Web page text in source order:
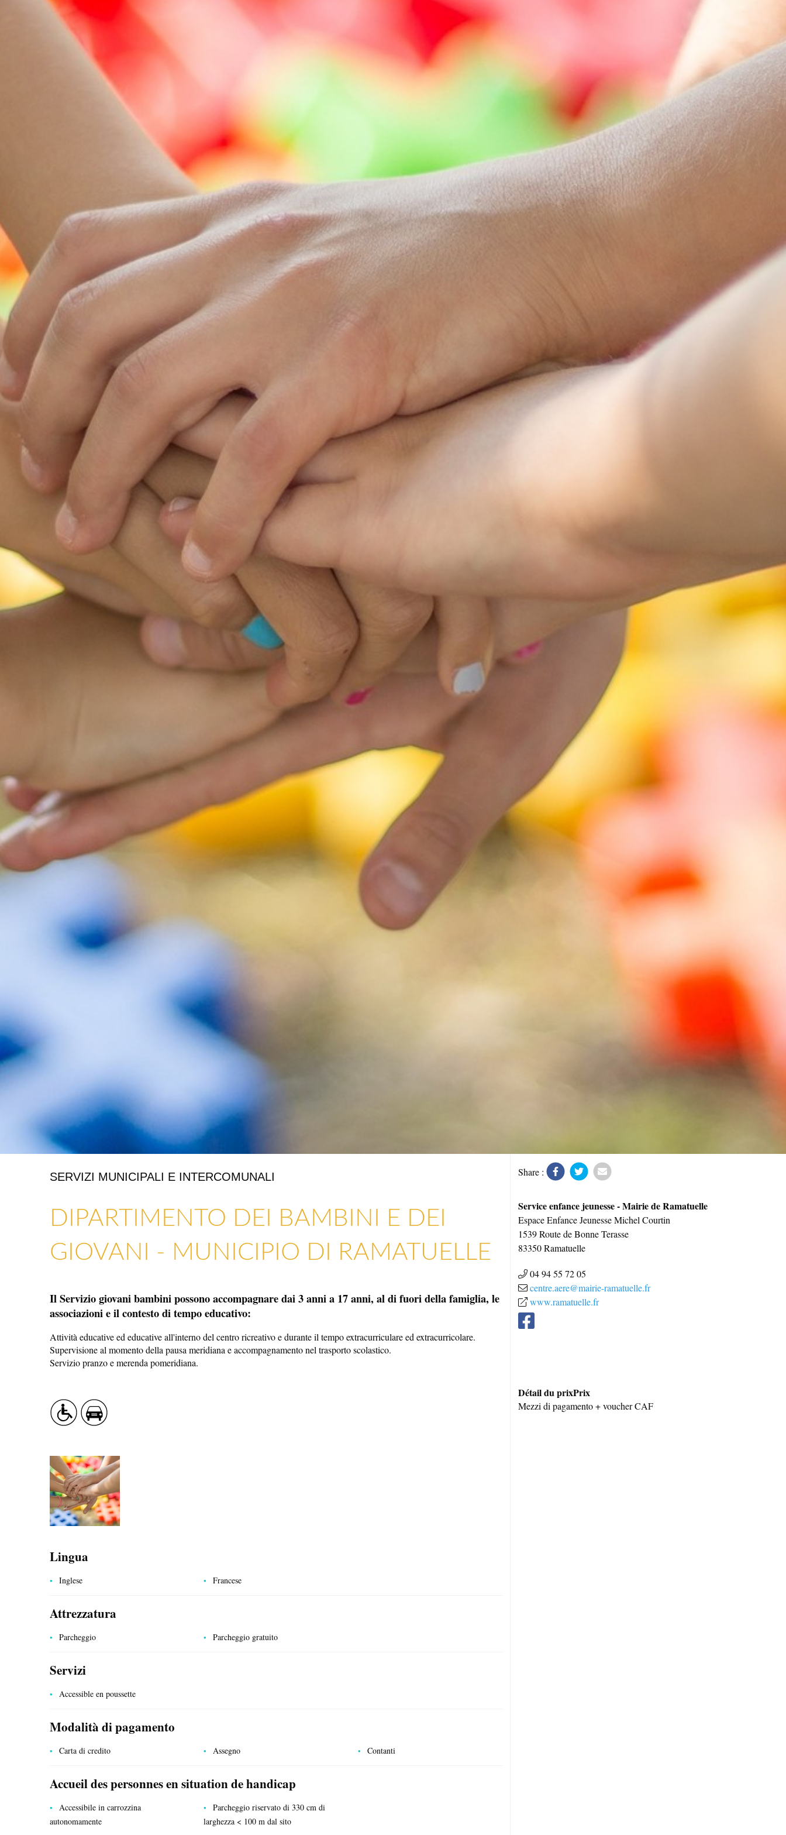
LATO MARE
LATO AL NATURALE
L’UFFICIO DEL TURISMO VI
ACCOGLIE
ANIMAZIONE
PROFUSIONE DI SAPORE
LE GUIDE TURISTICHE
MODULO DI CONTTATO
SVILUPPO SOSTENIBILE : L’IMPEGNO
SERVIZI PUBBLICI
SERVIZI MUNICIPALI E INTERCOMUNALI
DIPARTIMENTO DEI BAMBINI E DEI
GIOVANI - MUNICIPIO DI RAMATUELLE
Il Servizio giovani bambini possono accompagnare dai 3 anni a 17 anni, al di fuori della famiglia, le
associazioni e il contesto di tempo educativo:
Attività educative ed educative all'interno del centro ricreativo e durante il tempo extracurriculare ed extracurricolare.
Supervisione al momento della pausa meridiana e accompagnamento nel trasporto scolastico.
Servizio pranzo e merenda pomeridiana.
Lingua
Inglese Francese
Attrezzatura
Parcheggio Parcheggio gratuito
Servizi
Accessible en poussette
Modalità di pagamento
Carta di credito Assegno Contanti
Accueil des personnes en situation de handicap
Accessibile in carrozzina
autonomamente
Parcheggio riservato di 330 cm di
larghezza < 100 m dal sito
Share :
Service enfance jeunesse - Mairie de Ramatuelle
Espace Enfance Jeunesse Michel Courtin
1539 Route de Bonne Terasse
83350 Ramatuelle
04 94 55 72 05
centre.aere@mairie-ramatuelle.fr
www.ramatuelle.fr
Détail du prixPrix
Mezzi di pagamento + voucher CAF